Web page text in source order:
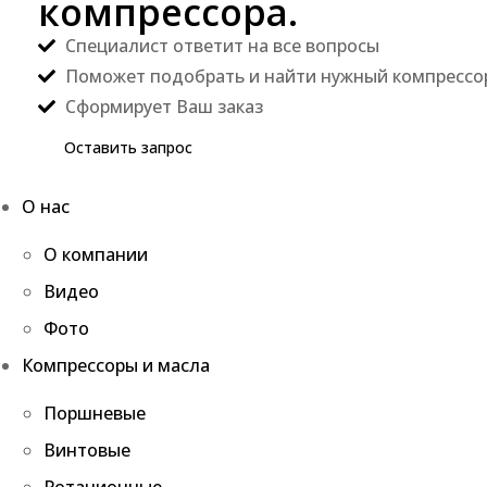
компрессора.
Специалист ответит на все вопросы
Поможет подобрать и найти нужный
Сформирует Ваш заказ
Оставить запрос
О нас
О компании
Видео
Фото
Компрессоры и масла
Поршневые
Винтовые